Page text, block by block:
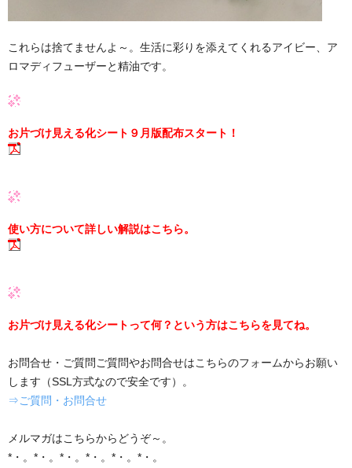
これらは捨てませんよ～。生活に彩りを添えてくれるアイビー、ア
ロマディフューザーと精油です。
お片づけ見える化シート９月版配布スタート！
使い方について詳しい解説はこちら。
お片づけ見える化シートって何？という方はこちらを見てね。
お問合せ・ご質問ご質問やお問合せはこちらのフォームからお願い
します（SSL方式なので安全です）。
⇒ご質問・お問合せ
メルマガはこちらからどうぞ～。
*・。*・。*・。*・。*・。*・。